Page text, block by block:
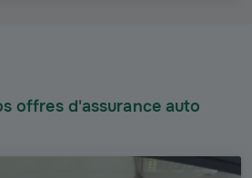
offres d'assurance auto